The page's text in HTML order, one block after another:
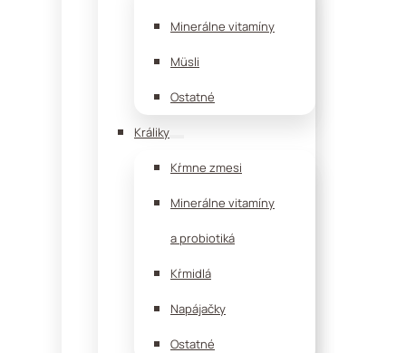
Minerálne vitamíny
Müsli
Ostatné
Králiky
Kŕmne zmesi
Minerálne vitamíny
a probiotiká
Kŕmidlá
Napájačky
Ostatné